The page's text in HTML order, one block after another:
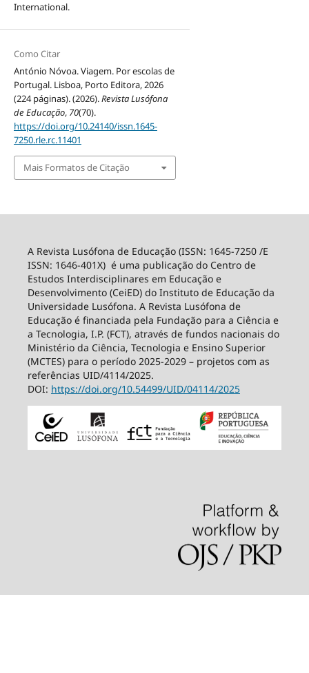
International.
Como Citar
António Nóvoa. Viagem. Por escolas de
Portugal. Lisboa, Porto Editora, 2026
(224 páginas). (2026).Revista Lusófona
de Educação, 70(70).
https://doi.org/10.24140/issn.1645-
7250.rle.rc.11401
Mais Formatos de Citação
A Revista Lusófona de Educação (ISSN: 1645-7250 /E
ISSN: 1646-401X) é uma publicação do Centro de
Estudos Interdisciplinares em Educação e
Desenvolvimento (CeiED) do Instituto de Educação da
Universidade Lusófona. A Revista Lusófona de
Educação é financiada pela Fundação para a Ciência e
a Tecnologia, I.P. (FCT), através de fundos nacionais do
Ministério da Ciência, Tecnologia e Ensino Superior
(MCTES) para o período 2025-2029 – projetos com as
referências UID/4114/2025.
DOI: https://doi.org/10.54499/UID/04114/2025